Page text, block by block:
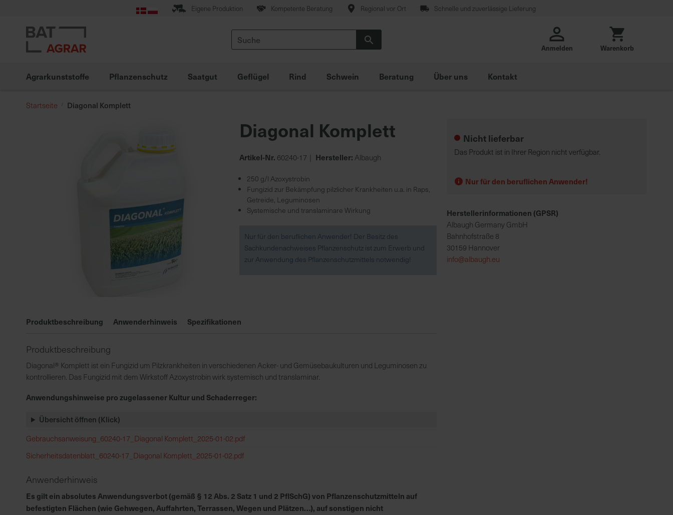
springen
Eigene Produktion Kompetente Beratung Regional vor Ort Schnelle und zuverlässige Lieferung
Suche
Anmelden Warenkorb
Agrarkunststoffe Pflanzenschutz Saatgut Geflügel Rind Schwein Beratung Über uns Kontakt
Startseite Diagonal Komplett
der
springen
Diagonal Komplett
Artikel-Nr. 60240-17 Hersteller: Albaugh
250 g/l Azoxystrobin
Fungizid zur Bekämpfung pilzlicher Krankheiten u.a. in Raps,
Getreide, Leguminosen
Systemische und translaminare Wirkung
Nur für den beruflichen Anwender! Der Besitz des
Sachkundenachweises Pflanzenschutz ist zum Erwerb und
zur Anwendung des Pflanzenschutzmittels notwendig!
Produktbeschreibung Anwenderhinweis Spezifikationen
Produktbeschreibung
Diagonal® Komplett ist ein Fungizid um Pilzkrankheiten in verschiedenen Acker- und Gemüsebaukulturen und Leguminosen zu
kontrollieren. Das Fungizid mit dem Wirkstoff Azoxystrobin wirk systemisch und translaminar.
Anwendungshinweise pro zugelassener Kultur und Schaderreger:
Übersicht öffnen (Klick)
Gebrauchsanweisung_60240-17_Diagonal Komplett_2025-01-02.pdf
Sicherheitsdatenblatt_60240-17_Diagonal Komplett_2025-01-02.pdf
Anwenderhinweis
Es gilt ein absolutes Anwendungsverbot (gemäß § 12 Abs. 2 Satz 1 und 2 PflSchG) von Pflanzenschutzmitteln auf
befestigten Flächen (wie Gehwegen, Auffahrten, Terrassen, Wegen und Plätzen…), auf sonstigen nicht
Nicht lieferbar
Das Produkt ist in Ihrer Region nicht verfügbar.
Nur für den beruflichen Anwender!
Herstellerinformationen (GPSR)
Albaugh Germany GmbH
Bahnhofstraße 8
30159 Hannover
info@albaugh.eu